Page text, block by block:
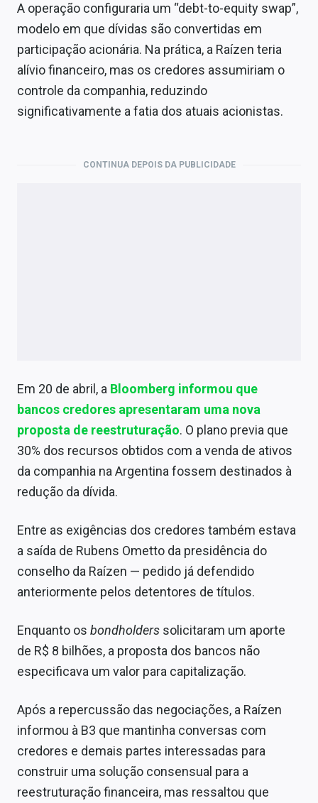
A operação configuraria um “debt-to-equity swap”,
modelo em que dívidas são convertidas em
participação acionária. Na prática, a Raízen teria
alívio financeiro, mas os credores assumiriam o
controle da companhia, reduzindo
significativamente a fatia dos atuais acionistas.
CONTINUA DEPOIS DA PUBLICIDADE
Em 20 de abril, a Bloomberg informou que
bancos credores apresentaram uma nova
proposta de reestruturação. O plano previa que
30% dos recursos obtidos com a venda de ativos
da companhia na Argentina fossem destinados à
redução da dívida.
Entre as exigências dos credores também estava
a saída de Rubens Ometto da presidência do
conselho da Raízen — pedido já defendido
anteriormente pelos detentores de títulos.
Enquanto os bondholders solicitaram um aporte
de R$ 8 bilhões, a proposta dos bancos não
especificava um valor para capitalização.
Após a repercussão das negociações, a Raízen
informou à B3 que mantinha conversas com
credores e demais partes interessadas para
construir uma solução consensual para a
reestruturação financeira, mas ressaltou que